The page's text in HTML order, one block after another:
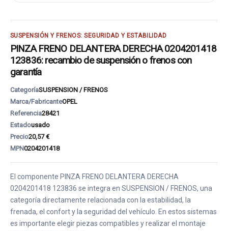
SUSPENSIÓN Y FRENOS: SEGURIDAD Y ESTABILIDAD
PINZA FRENO DELANTERA DERECHA 0204201418
123836: recambio de suspensión o frenos con
garantía
CategoríaSUSPENSION / FRENOS
Marca/FabricanteOPEL
Referencia28421
Estadousado
Precio20,57 €
MPN0204201418
El componente PINZA FRENO DELANTERA DERECHA
0204201418 123836 se integra en SUSPENSION / FRENOS, una
categoría directamente relacionada con la estabilidad, la
frenada, el confort y la seguridad del vehículo. En estos sistemas
es importante elegir piezas compatibles y realizar el montaje